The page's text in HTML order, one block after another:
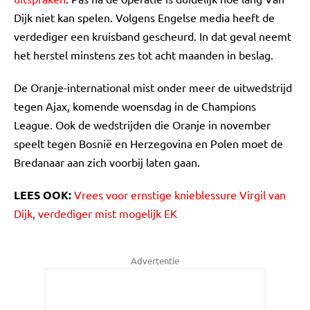
Dijk niet kan spelen. Volgens Engelse media heeft de
verdediger een kruisband gescheurd. In dat geval neemt
het herstel minstens zes tot acht maanden in beslag.
De Oranje-international mist onder meer de uitwedstrijd
tegen Ajax, komende woensdag in de Champions
League. Ook de wedstrijden die Oranje in november
speelt tegen Bosnië en Herzegovina en Polen moet de
Bredanaar aan zich voorbij laten gaan.
LEES OOK: Vrees voor ernstige knieblessure Virgil van
Dijk, verdediger mist mogelijk EK
Advertentie